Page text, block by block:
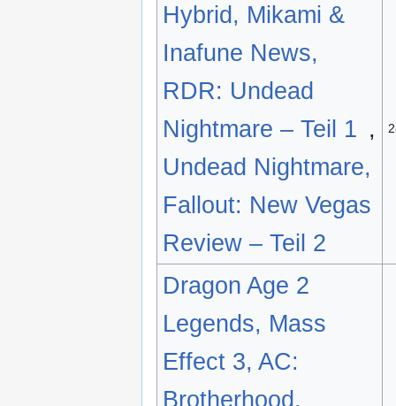
Hybrid, Mikami &
Inafune News,
RDR: Undead
Nightmare – Teil 1 ,
Undead Nightmare,
Fallout: New Vegas
Review – Teil 2
Dragon Age 2
Legends, Mass
Effect 3, AC:
Brotherhood,